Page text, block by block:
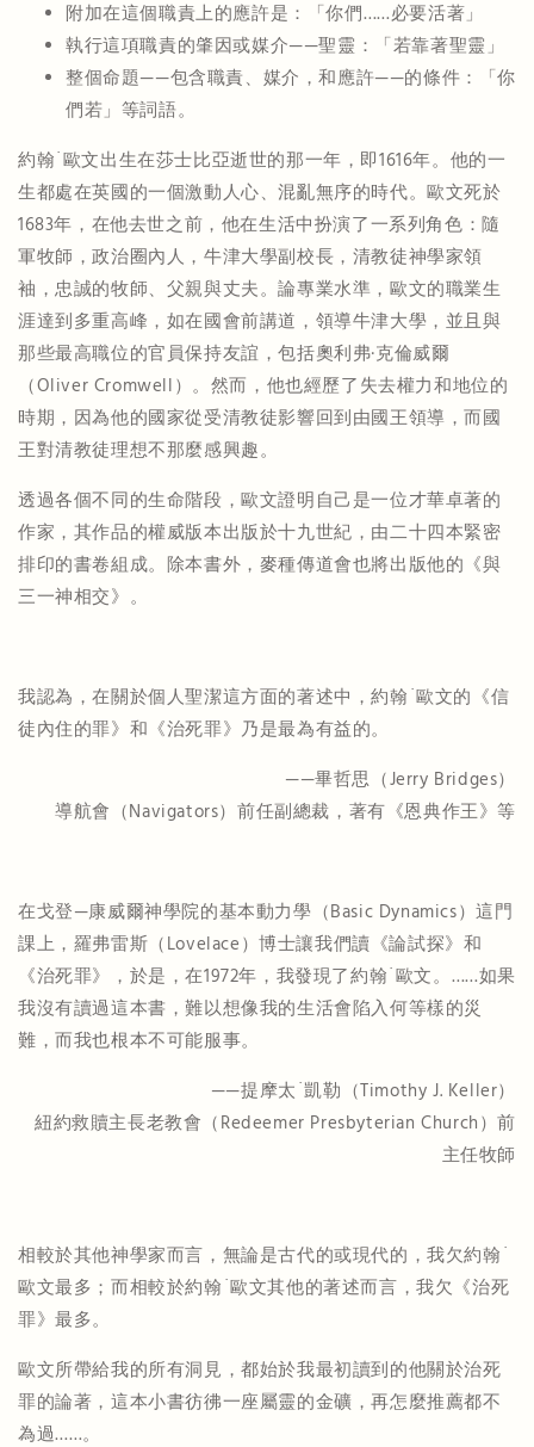
附加在這個職責上的應許是：「你們……必要活著」
執行這項職責的肇因或媒介——聖靈：「若靠著聖靈」
整個命題——包含職責、媒介，和應許——的條件：「你
們若」等詞語。
約翰˙歐文出生在莎士比亞逝世的那一年，即1616年。他的一
生都處在英國的一個激動人心、混亂無序的時代。歐文死於
1683年，在他去世之前，他在生活中扮演了一系列角色：隨
軍牧師，政治圈內人，牛津大學副校長，清教徒神學家領
袖，忠誠的牧師、父親與丈夫。論專業水準，歐文的職業生
涯達到多重高峰，如在國會前講道，領導牛津大學，並且與
那些最高職位的官員保持友誼，包括奧利弗·克倫威爾
（Oliver Cromwell）。然而，他也經歷了失去權力和地位的
時期，因為他的國家從受清教徒影響回到由國王領導，而國
王對清教徒理想不那麼感興趣。
透過各個不同的生命階段，歐文證明自己是一位才華卓著的
作家，其作品的權威版本出版於十九世紀，由二十四本緊密
排印的書卷組成。除本書外，麥種傳道會也將出版他的《與
三一神相交》。
我認為，在關於個人聖潔這方面的著述中，約翰˙歐文的《信
徒內住的罪》和《治死罪》乃是最為有益的。
——畢哲思（Jerry Bridges）
導航會（Navigators）前任副總裁，著有《恩典作王》等
在戈登—康威爾神學院的基本動力學（Basic Dynamics）這門
課上，羅弗雷斯（Lovelace）博士讓我們讀《論試探》和
《治死罪》，於是，在1972年，我發現了約翰˙歐文。……如果
我沒有讀過這本書，難以想像我的生活會陷入何等樣的災
難，而我也根本不可能服事。
——提摩太˙凱勒（Timothy J. Keller）
紐約救贖主長老教會（Redeemer Presbyterian Church）前
主任牧師
相較於其他神學家而言，無論是古代的或現代的，我欠約翰˙
歐文最多；而相較於約翰˙歐文其他的著述而言，我欠《治死
罪》最多。
歐文所帶給我的所有洞見，都始於我最初讀到的他關於治死
罪的論著，這本小書彷彿一座屬靈的金礦，再怎麼推薦都不
為過……。